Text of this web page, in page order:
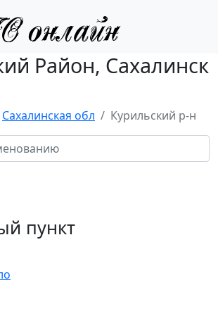
Район, Сахалинск
Сахалинская обл Курильский р-н
пункт